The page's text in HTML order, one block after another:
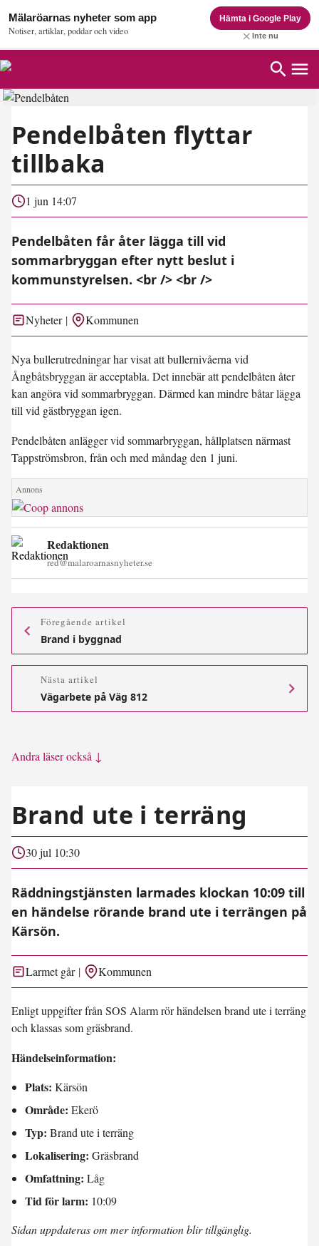
Mälaröarnas nyheter som app
Notiser, artiklar, poddar och video
Hämta i Google Play
Inte nu
Pendelbåten flyttar
tillbaka
1 jun 14:07
Pendelbåten får åter lägga till vid
sommarbryggan efter nytt beslut i
kommunstyrelsen. <br /> <br />
Nyheter Kommunen
Nya bullerutredningar har visat att bullernivåerna vid
Ångbåtsbryggan är acceptabla. Det innebär att pendelbåten åter
kan angöra vid sommarbryggan. Därmed kan mindre båtar lägga
till vid gästbryggan igen.
Pendelbåten anlägger vid sommarbryggan, hållplatsen närmast
Tappströmsbron, från och med måndag den 1 juni.
Redaktionen
red@malaroarnasnyheter.se
Föregående artikel
Brand i byggnad
Nästa artikel
Vägarbete på Väg 812
Andra läser också ↓
Brand ute i terräng
30 jul 10:30
Räddningstjänsten larmades klockan 10:09 till
en händelse rörande brand ute i terrängen på
Kärsön.
Larmet går Kommunen
Enligt uppgifter från SOS Alarm rör händelsen brand ute i terräng
och klassas som gräsbrand.
Händelseinformation:
Plats: Kärsön
Område: Ekerö
Typ: Brand ute i terräng
Lokalisering: Gräsbrand
Omfattning: Låg
Tid för larm: 10:09
Sidan uppdateras om mer information blir tillgänglig.